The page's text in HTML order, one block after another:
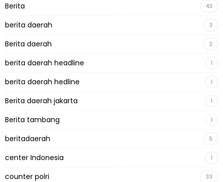
Berita 43
berita daerah 3
Berita daerah 2
berita daerah headline 1
berita daerah hedline 1
Berita daerah jakarta 1
Berita tambang 1
beritadaerah 5
center Indonesia 1
counter polri 33